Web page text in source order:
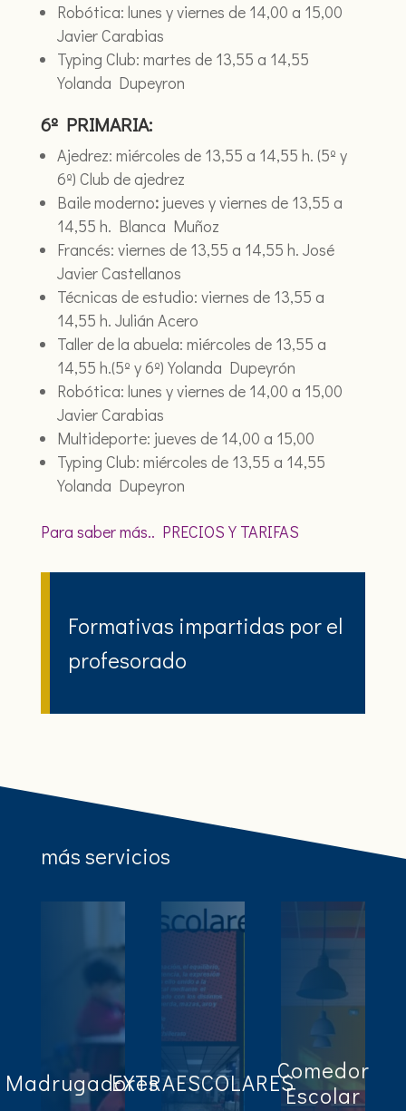
Robótica: lunes y viernes de 14,00 a 15,00
Javier Carabias
Typing Club: martes de 13,55 a 14,55
Yolanda Dupeyron
6º PRIMARIA:
Ajedrez: miércoles de 13,55 a 14,55 h. (5º y
6º) Club de ajedrez
Baile moderno:jueves y viernes de 13,55 a
14,55 h. Blanca Muñoz
Francés: viernes de 13,55 a 14,55 h. José
Javier Castellanos
Técnicas de estudio: viernes de 13,55 a
14,55 h. Julián Acero
Taller de la abuela: miércoles de 13,55 a
14,55 h.(5º y 6º) Yolanda Dupeyrón
Robótica: lunes y viernes de 14,00 a 15,00
Javier Carabias
Multideporte: jueves de 14,00 a 15,00
Typing Club: miércoles de 13,55 a 14,55
Yolanda Dupeyron
Para saber más.. PRECIOS Y TARIFAS
Formativas impartidas por el
profesorado
más servicios
MadrugadoresEXTRAESCOLARESComedor
Escolar